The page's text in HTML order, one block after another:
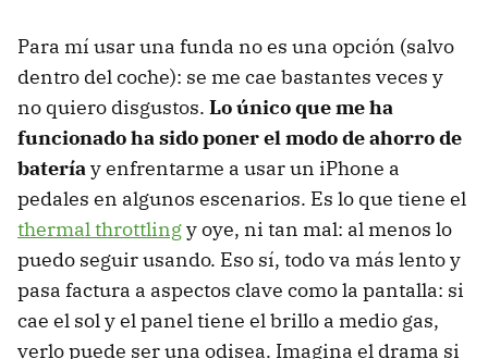
Para mí usar una funda no es una opción (salvo
dentro del coche): se me cae bastantes veces y
no quiero disgustos. Lo único que me ha
funcionado ha sido poner el modo de ahorro de
bateríay enfrentarme a usar un iPhone a
pedales en algunos escenarios. Es lo que tiene el
thermal throttlingy oye, ni tan mal: al menos lo
puedo seguir usando. Eso sí, todo va más lento y
pasa factura a aspectos clave como la pantalla: si
cae el sol y el panel tiene el brillo a medio gas,
verlo puede ser una odisea. Imagina el drama si